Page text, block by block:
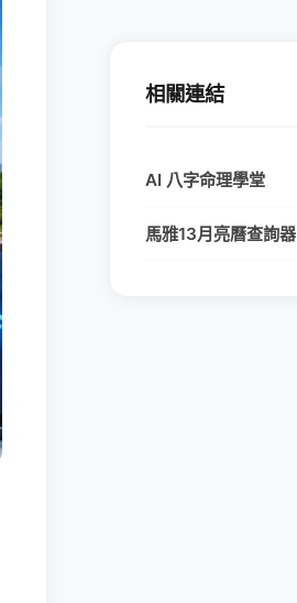
相關連結
AI 八字命理學堂
馬雅13月亮曆查詢器